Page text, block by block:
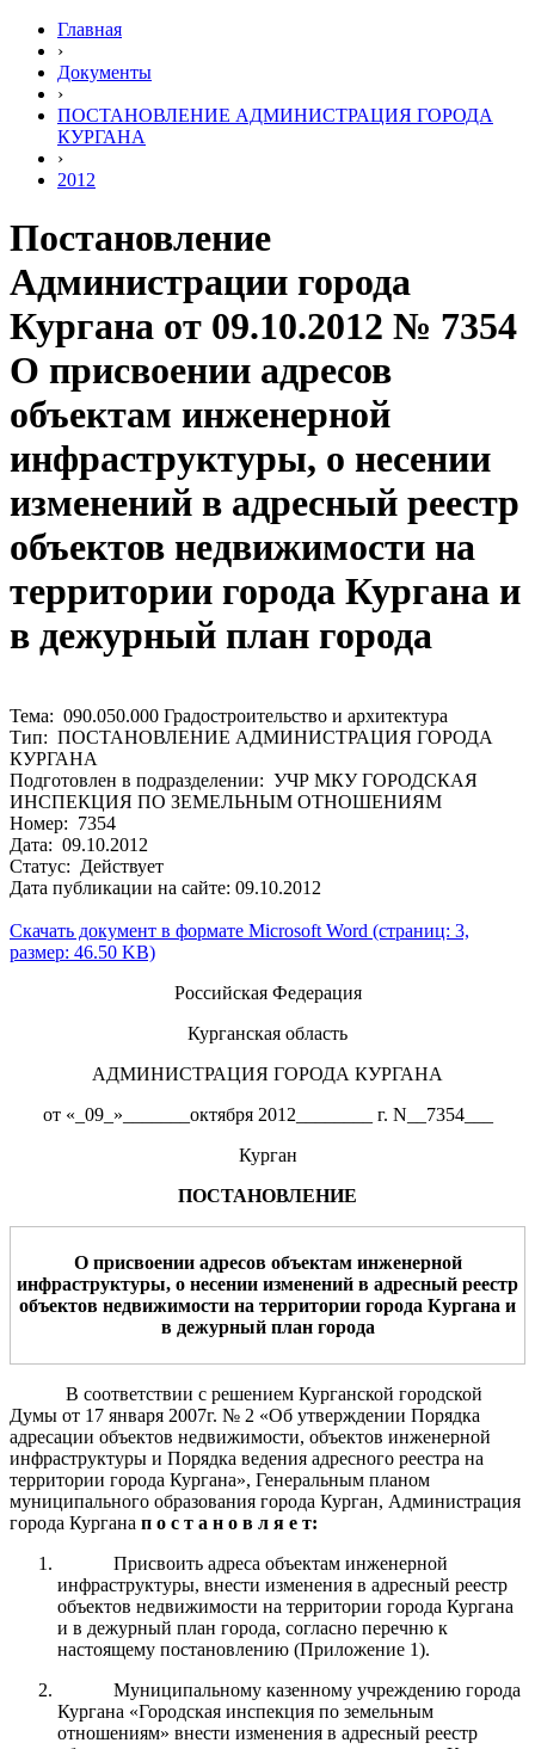
Главная
›
Документы
›
ПОСТАНОВЛЕНИЕ АДМИНИСТРАЦИЯ ГОРОДА
КУРГАНА
›
2012
Постановление
Администрации города
Кургана от 09.10.2012 № 7354
О присвоении адресов
объектам инженерной
инфраструктуры, о несении
изменений в адресный реестр
объектов недвижимости на
территории города Кургана и
в дежурный план города
Тема: 090.050.000 Градостроительство и архитектура
Тип: ПОСТАНОВЛЕНИЕ АДМИНИСТРАЦИЯ ГОРОДА
КУРГАНА
Подготовлен в подразделении: УЧР МКУ ГОРОДСКАЯ
ИНСПЕКЦИЯ ПО ЗЕМЕЛЬНЫМ ОТНОШЕНИЯМ
Номер: 7354
Дата: 09.10.2012
Статус: Действует
Дата публикации на сайте: 09.10.2012
Скачать документ в формате Microsoft Word (страниц: 3,
размер: 46.50 KB)
Российская Федерация
Курганская область
АДМИНИСТРАЦИЯ ГОРОДА КУРГАНА
от «_09_»_______октября 2012________ г. N__7354___
Курган
ПОСТАНОВЛЕНИЕ
О присвоении адресов объектам инженерной
инфраструктуры, о несении изменений в адресный реестр
объектов недвижимости на территории города Кургана и
в дежурный план города
В соответствии с решением Курганской городской
Думы от 17 января 2007г. № 2 «Об утверждении Порядка
адресации объектов недвижимости, объектов инженерной
инфраструктуры и Порядка ведения адресного реестра на
территории города Кургана», Генеральным планом
муниципального образования города Курган, Администрация
города Кургана п о с т а н о в л я е т:
Присвоить адреса объектам инженерной
инфраструктуры, внести изменения в адресный реестр
объектов недвижимости на территории города Кургана
и в дежурный план города, согласно перечню к
настоящему постановлению (Приложение 1).
Муниципальному казенному учреждению города
Кургана «Городская инспекция по земельным
отношениям» внести изменения в адресный реестр